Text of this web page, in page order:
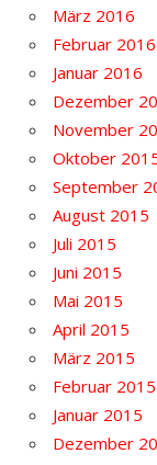
März 2016
Februar 2016
Januar 2016
Dezember
November
Oktober
September
August 2015
Juli 2015
Juni 2015
Mai 2015
April 2015
März 2015
Februar 2015
Januar 2015
Dezember